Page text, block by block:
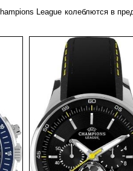
League колеблются в